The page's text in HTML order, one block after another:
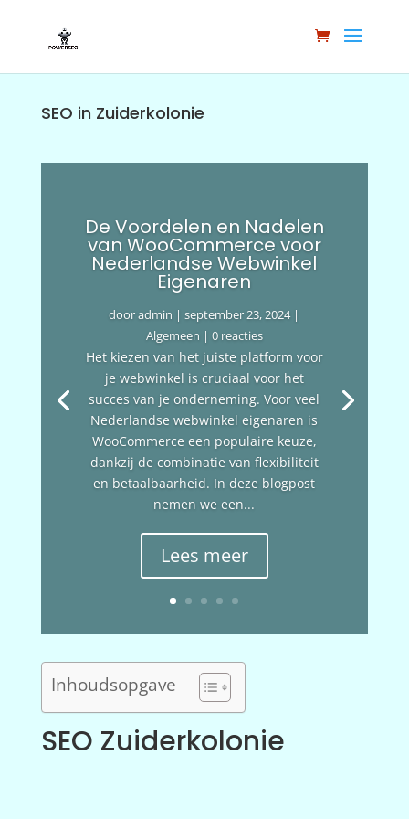
SEO in Zuiderkolonie
De Voordelen en Nadelen
van WooCommerce voor
Nederlandse Webwinkel
Eigenaren
dooradmin |september 23, 2024|
Algemeen | 0 reacties
Het kiezen van het juiste platform voor
je webwinkel is cruciaal voor het
succes van je onderneming. Voor veel
Nederlandse webwinkel eigenaren is
WooCommerce een populaire keuze,
dankzij de combinatie van flexibiliteit
en betaalbaarheid. In deze blogpost
nemen we een...
Lees meer
Inhoudsopgave
SEO Zuiderkolonie